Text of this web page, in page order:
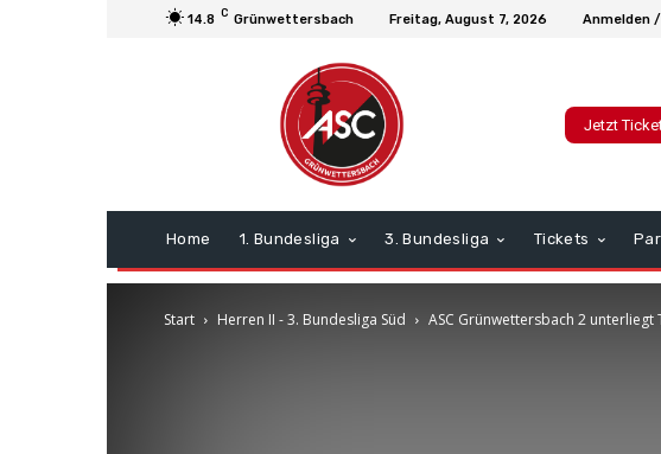
14.8 C Grünwettersbach Freitag, August 7, 2026 Anmelden
Jetzt
Home 1. Bundesliga 3. Bundesliga Tickets
Start Herren II - 3. Bundesliga Süd ASC Grünwettersbach 2